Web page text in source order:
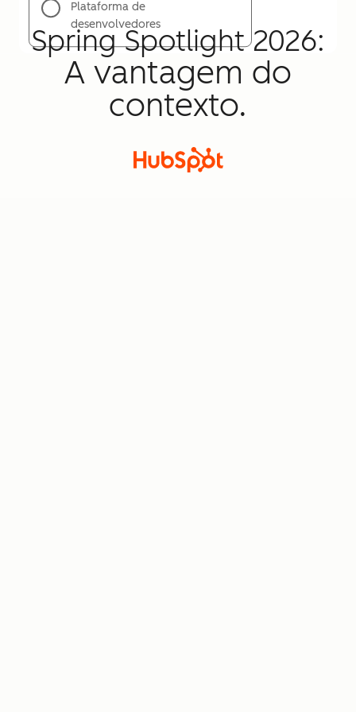
Spring Spotlight 2026:
A vantagem do
contexto.
Plataforma de
desenvolvedores